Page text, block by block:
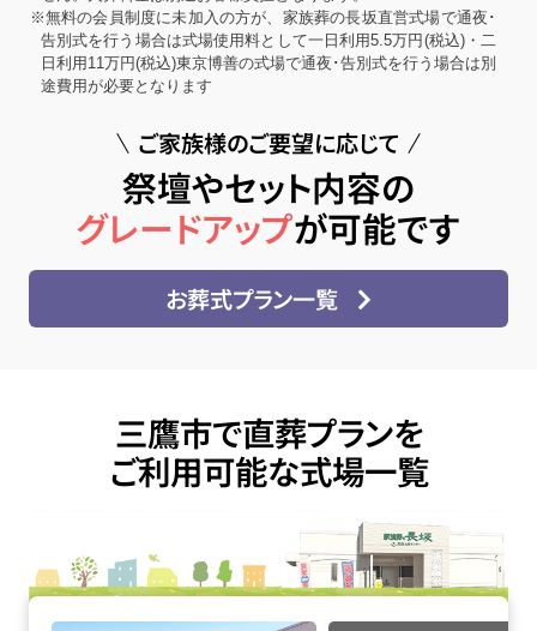
※無料の会員制度に未加入の方が、家族葬の長坂直営式場で通夜･
告別式を行う場合は式場使用料として一日利用5.5万円(税込)・二
日利用11万円(税込)東京博善の式場で通夜･告別式を行う場合は別
途費用が必要となります
ご家族様のご要望に応じて
祭壇やセット内容の
グレードアップが可能です
お葬式プラン一覧
三鷹市で直葬プランを
ご利用可能な式場一覧
多磨葬祭場・日華斎場の詳細へ